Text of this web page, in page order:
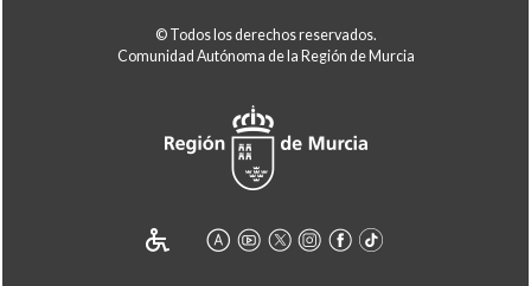
© Todos los derechos reservados.
Comunidad Autónoma de la Región de Murcia